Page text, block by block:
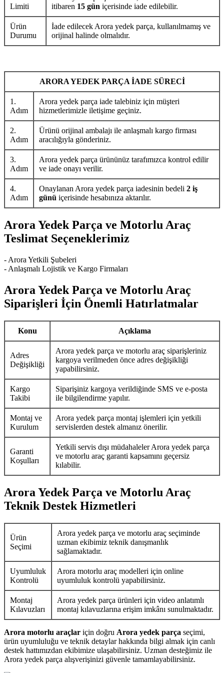
Limiti
itibaren 15 gün içerisinde iade edilebilir.
Ürün
Durumu
İade edilecek Arora yedek parça, kullanılmamış ve
orijinal halinde olmalıdır.
ARORA YEDEK PARÇA İADE SÜRECİ
1.
Adım
Arora yedek parça iade talebiniz için müşteri
hizmetlerimizle iletişime geçiniz.
2.
Adım
Ürünü orijinal ambalajı ile anlaşmalı kargo firması
aracılığıyla gönderiniz.
3.
Adım
Arora yedek parça ürününüz tarafımızca kontrol edilir
ve iade onayı verilir.
4.
Adım
Onaylanan Arora yedek parça iadesinin bedeli 2 iş
günü içerisinde hesabınıza aktarılır.
Arora Yedek Parça ve Motorlu Araç
Teslimat Seçeneklerimiz
- Arora Yetkili Şubeleri
- Anlaşmalı Lojistik ve Kargo Firmaları
Arora Yedek Parça ve Motorlu Araç
Siparişleri İçin Önemli Hatırlatmalar
Konu Açıklama
Adres
Değişikliği
Arora yedek parça ve motorlu araç siparişleriniz
kargoya verilmeden önce adres değişikliği
yapabilirsiniz.
Kargo
Takibi
Siparişiniz kargoya verildiğinde SMS ve e-posta
ile bilgilendirme yapılır.
Montaj ve
Kurulum
Arora yedek parça montaj işlemleri için yetkili
servislerden destek almanız önerilir.
Garanti
Koşulları
Yetkili servis dışı müdahaleler Arora yedek parça
ve motorlu araç garanti kapsamını geçersiz
kılabilir.
Arora Yedek Parça ve Motorlu Araç
Teknik Destek Hizmetleri
Ürün
Seçimi
Arora yedek parça ve motorlu araç seçiminde
uzman ekibimiz teknik danışmanlık
sağlamaktadır.
Uyumluluk
Kontrolü
Arora motorlu araç modelleri için online
uyumluluk kontrolü yapabilirsiniz.
Montaj
Kılavuzları
Arora yedek parça ürünleri için video anlatımlı
montaj kılavuzlarına erişim imkânı sunulmaktadır.
Arora motorlu araçlar için doğru Arora yedek parça seçimi,
ürün uyumluluğu ve teknik detaylar hakkında bilgi almak için canlı
destek hattımızdan ekibimize ulaşabilirsiniz. Uzman desteğimiz ile
Arora yedek parça alışverişinizi güvenle tamamlayabilirsiniz.